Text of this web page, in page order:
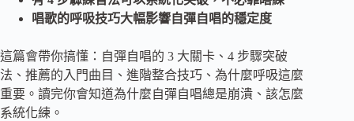
唱歌的呼吸技巧大幅影響自彈自唱的穩定度
這篇會帶你搞懂：自彈自唱的 3 大關卡、4 步驟突破
法、推薦的入門曲目、進階整合技巧、為什麼呼吸這麼
重要。讀完你會知道為什麼自彈自唱總是崩潰、該怎麼
系統化練。